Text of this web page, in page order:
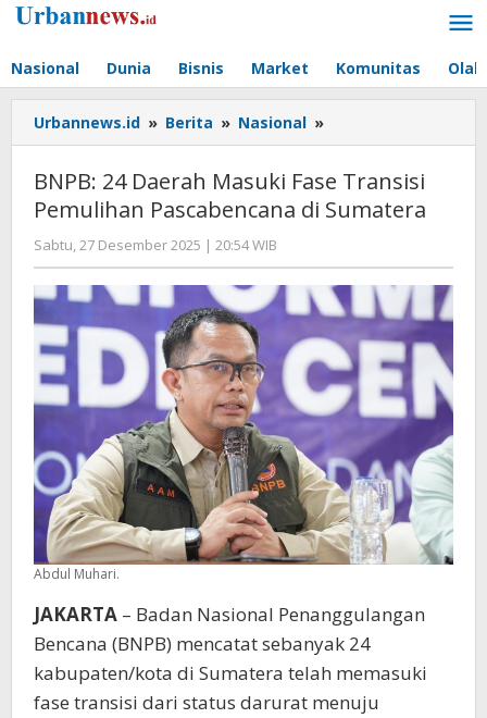
Lewati
Nasional Dunia Bisnis Market Komunitas
Urbannews.id » Berita » Nasional »
24
Masuki
Fase
Pascabencana
di
Sumatera
BNPB: 24 Daerah Masuki Fase Transisi
Pemulihan Pascabencana di Sumatera
Sabtu, 27 Desember 2025 | 20:54 WIB
Editor
Abdul Muhari.
JAKARTA – Badan Nasional Penanggulangan
Bencana (BNPB) mencatat sebanyak 24
kabupaten/kota di Sumatera telah memasuki
fase transisi dari status darurat menuju